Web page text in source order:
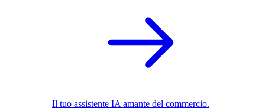
Il tuo assistente IA amante del commercio.